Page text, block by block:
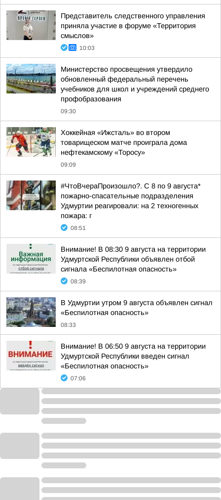
Представитель следственного управления
приняла участие в форуме «Территория
смыслов»
10:03
Министерство просвещения утвердило
обновленный федеральный перечень
учебников для школ и учреждений среднего
профобразования
09:30
Хоккейная «Ижсталь» во втором
товарищеском матче проиграла дома
нефтекамскому «Торосу»
09:09
#ЧтоВчераПроизошло?. С 8 по 9 августа*
пожарно-спасательные подразделения
Удмуртии реагировали: на 2 техногенных
пожара: г
08:51
Внимание! В 08:30 9 августа на территории
Удмуртской Республики объявлен отбой
сигнала «Беспилотная опасность»
08:39
В Удмуртии утром 9 августа объявлен сигнал
«Беспилотная опасность»
08:33
Внимание! В 06:50 9 августа на территории
Удмуртской Республики введен сигнал
«Беспилотная опасность»
07:06